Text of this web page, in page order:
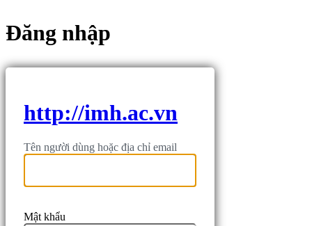
Đăng nhập
http://imh.ac.vn
Tên người dùng hoặc địa chỉ email
Mật khẩu